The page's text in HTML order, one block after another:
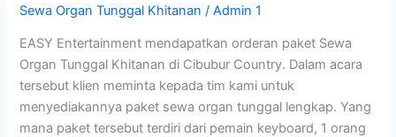
Sewa Organ Tunggal Khitanan /Admin 1
EASY Entertainment mendapatkan orderan paket Sewa
Organ Tunggal Khitanan di Cibubur Country. Dalam acara
tersebut klien meminta kepada tim kami untuk
menyediakannya paket sewa organ tunggal lengkap. Yang
mana paket tersebut terdiri dari pemain keyboard, 1 orang
Cibubur